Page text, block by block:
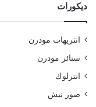
ديكورات
انتريهات مودرن
ستائر مودرن
انترلوك
صور نيش